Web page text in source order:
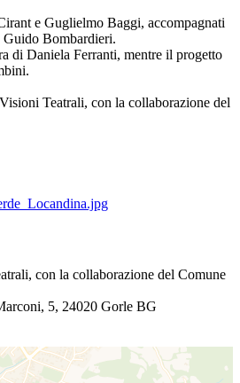
e Guglielmo Baggi, accompagnati
Guido Bombardieri.
di Daniela Ferranti, mentre il progetto
Teatrali, con la collaborazione del
con la collaborazione del Comune
5, 24020 Gorle BG